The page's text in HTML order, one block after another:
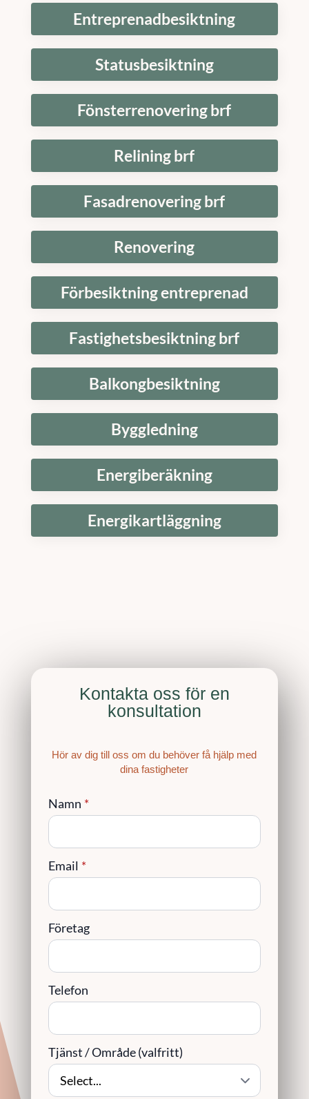
Entreprenadbesiktning
Statusbesiktning
Fönsterrenovering brf
Relining brf
Fasadrenovering brf
Renovering
Förbesiktning entreprenad
Fastighetsbesiktning brf
Balkongbesiktning
Byggledning
Energiberäkning
Energikartläggning
Kontakta oss för en
konsultation
Hör av dig till oss om du behöver få hjälp med
dina fastigheter
Namn *
Email *
Företag
Telefon
Tjänst / Område (valfritt)